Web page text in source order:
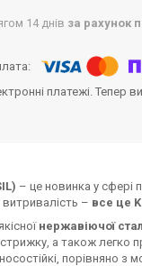
14 днів за рахунок
платежі. Тепер
– це новинка у сфері
витривалість – все це
нержавіючої
а також легко
порівняно з